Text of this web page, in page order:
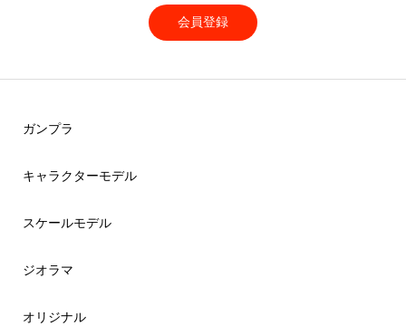
会員登録
ガンプラ
キャラクターモデル
スケールモデル
ジオラマ
オリジナル